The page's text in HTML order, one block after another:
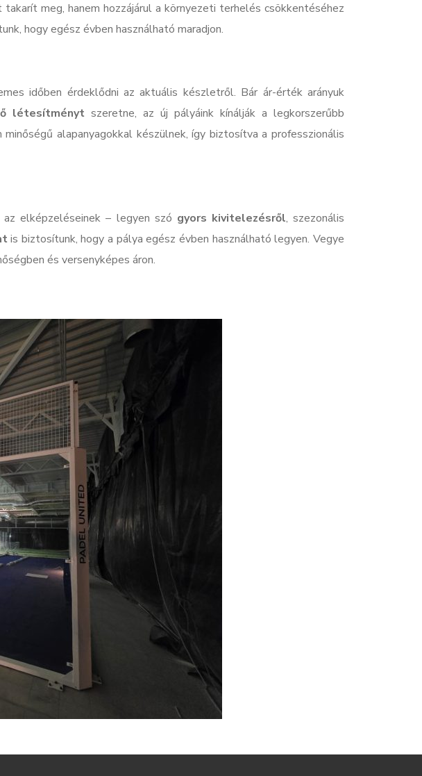
meg, hanem hozzájárul a környezeti terhelés csökkentéséhez
hogy egész évben használható maradjon.
időben érdeklődni az aktuális készletről. Bár ár-érték arányuk
létesítményt szeretne, az új pályáink kínálják a legkorszerűbb
alapanyagokkal készülnek, így biztosítva a professzionális
elképzeléseinek – legyen szó gyors kivitelezésről, szezonális
is biztosítunk, hogy a pálya egész évben használható legyen. Vegye
és versenyképes áron.